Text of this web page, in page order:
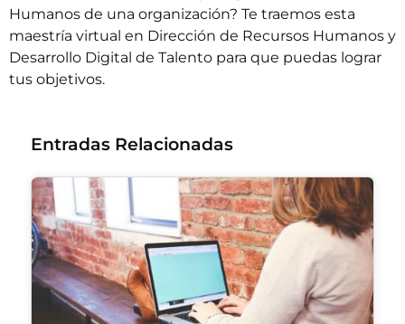
Humanos de una organización? Te traemos esta
maestría virtual en Dirección de Recursos Humanos y
Desarrollo Digital de Talento para que puedas lograr
tus objetivos.
Entradas Relacionadas